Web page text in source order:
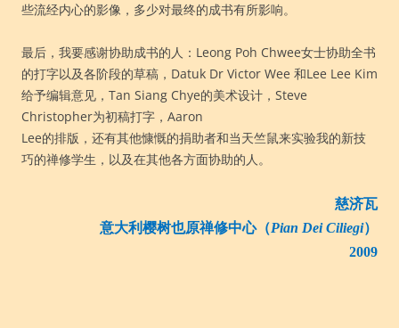
些流经内心的影像，多少对最终的成书有所影响。
最后，我要感谢协助成书的人：Leong Poh Chwee女士协助全书
的打字以及各阶段的草稿，Datuk Dr Victor Wee 和Lee Lee Kim
给予编辑意见，Tan Siang Chye的美术设计，Steve
Christopher为初稿打字，Aaron
Lee的排版，还有其他慷慨的捐助者和当天竺鼠来实验我的新技
巧的禅修学生，以及在其他各方面协助的人。
慈济瓦
意大利樱树也原禅修中心（Pian Dei Ciliegi）
2009